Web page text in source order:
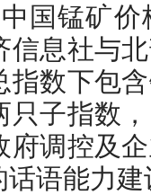
中国锰矿
信息社与
指数下包
只子指数
府调控及
语能力建